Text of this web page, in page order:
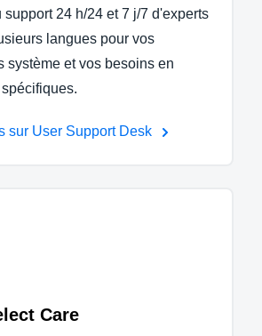
support 24 h/24 et 7 j/7 d'experts
langues pour vos
système et vos besoins en
sur User Support Desk
Care